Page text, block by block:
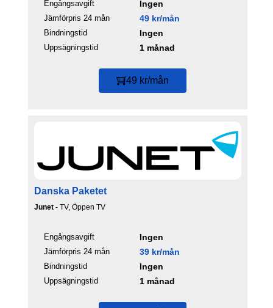
Engångsavgift Ingen
Jämförpris 24 mån 49 kr/mån
Bindningstid Ingen
Uppsägningstid 1 månad
49 kr/mån
Danska Paketet
Junet - TV, Öppen TV
Engångsavgift Ingen
Jämförpris 24 mån 39 kr/mån
Bindningstid Ingen
Uppsägningstid 1 månad